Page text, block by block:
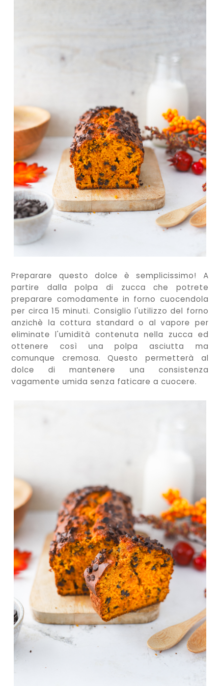
Preparare questo dolce è semplicissimo! A
partire dalla polpa di zucca che potrete
preparare comodamente in forno cuocendola
per circa 15 minuti. Consiglio l'utilizzo del forno
anzichè la cottura standard o al vapore per
eliminate l'umidità contenuta nella zucca ed
ottenere così una polpa asciutta ma
comunque cremosa. Questo permetterà al
dolce di mantenere una consistenza
vagamente umida senza faticare a cuocere.